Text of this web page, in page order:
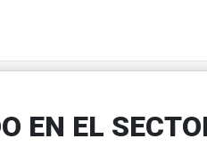
EN EL